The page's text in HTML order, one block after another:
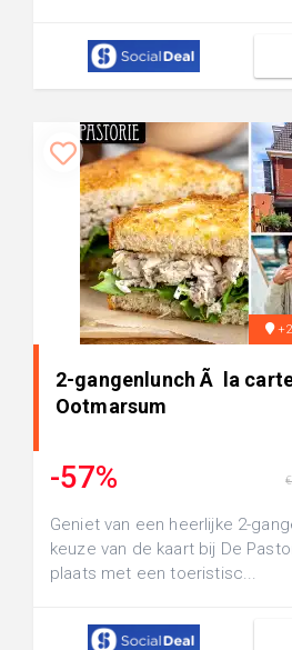
2-gangenlunch Ã la
Ootmarsum
-57%
Geniet van een heerlijke 2-
keuze van de kaart bij De
plaats met een toeristisc...